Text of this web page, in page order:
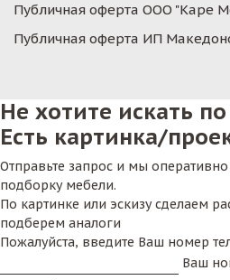
Публичная оферта ООО "Каре
Публичная оферта ИП
Не хотите искать по
Есть картинка/
Отправьте запрос и мы
подборку мебели.
По картинке или эскизу сделаем
подберем аналоги
Пожалуйста, введите Ваш номер
Ваш